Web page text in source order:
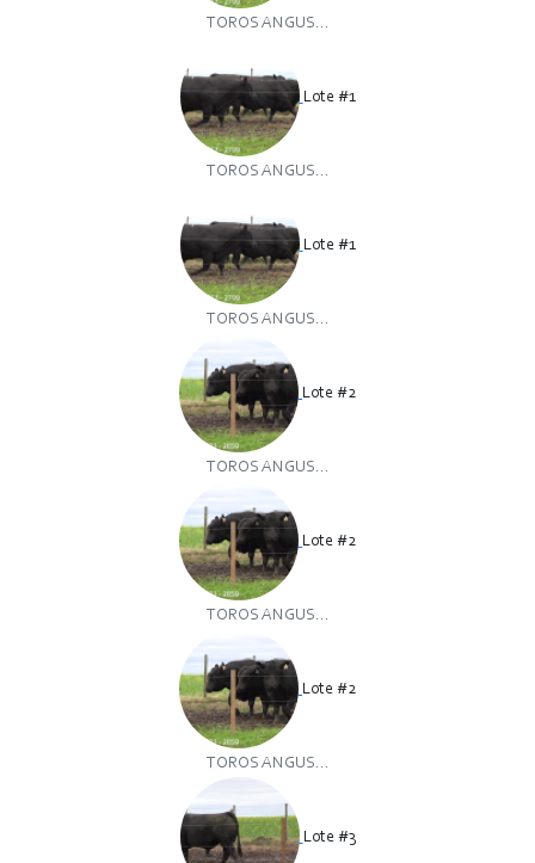
TOROS ANGUS...
Lote #1
TOROS ANGUS...
Lote #1
TOROS ANGUS...
Lote #2
TOROS ANGUS...
Lote #2
TOROS ANGUS...
Lote #2
TOROS ANGUS...
Lote #3